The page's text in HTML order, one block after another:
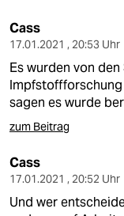
Cass
17.01.2021 , 20:53 Uhr
Es wurden von
sagen es wurde
zum Beitrag
Cass
17.01.2021 , 20:52 Uhr
Und wer